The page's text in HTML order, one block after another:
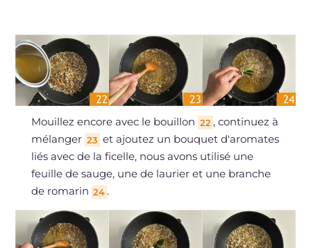
Mouillez encore avec le bouillon 22 , continuez à
mélanger 23 et ajoutez un bouquet d'aromates
liés avec de la ficelle, nous avons utilisé une
feuille de sauge, une de laurier et une branche
de romarin 24 .